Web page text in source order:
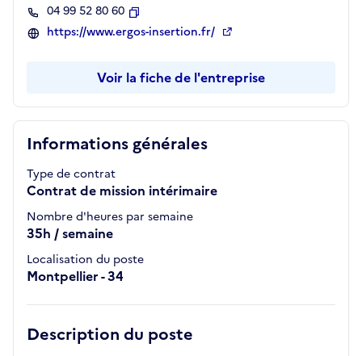
Informations générales
Type de contrat
Contrat de mission intérimaire
Nombre d'heures par semaine
35h / semaine
Localisation du poste
Montpellier - 34
Description du poste
04 99 52 80 60
Copier
https://www.ergos-insertion.fr/
Voir la fiche de l'entreprise